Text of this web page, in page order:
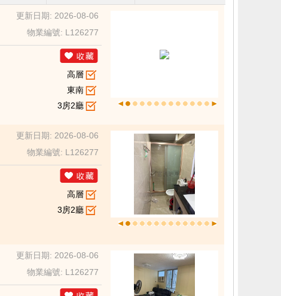
更新日期: 2026-08-06
物業編號: L126277
高層
東南
3房2廳
更新日期: 2026-08-06
物業編號: L126277
高層
3房2廳
更新日期: 2026-08-06
物業編號: L126277